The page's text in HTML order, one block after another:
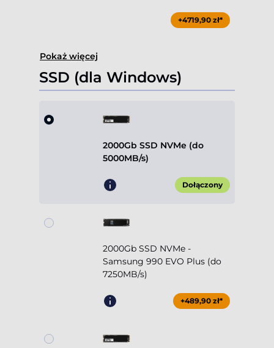
+4719,90 zł*
Pokaż więcej
SSD (dla Windows)
2000Gb SSD NVMe (do
5000MB/s)
Dołączony
2000Gb SSD NVMe -
Samsung 990 EVO Plus (do
7250MB/s)
+489,90 zł*